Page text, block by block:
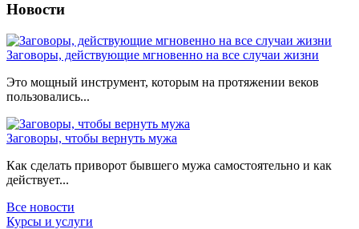
Новости
Заговоры, действующие мгновенно на все случаи жизни
Это мощный инструмент, которым на протяжении веков
пользовались...
Заговоры, чтобы вернуть мужа
Как сделать приворот бывшего мужа самостоятельно и как
действует...
Все новости
Курсы и услуги